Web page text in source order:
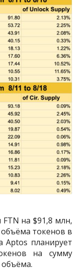
на $91,8 млн,
объёма токенов в
Aptos планирует
на сумму